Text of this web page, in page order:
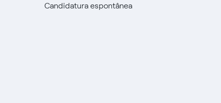
Candidatura espontânea